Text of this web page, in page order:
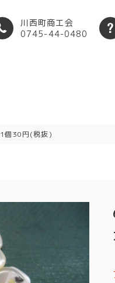
川西町商工会
0745-44-0480
30円(税抜)